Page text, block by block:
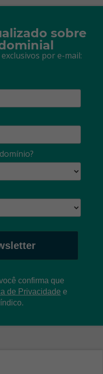
sobre
por e-mail:
confirma que
de Privacidade e